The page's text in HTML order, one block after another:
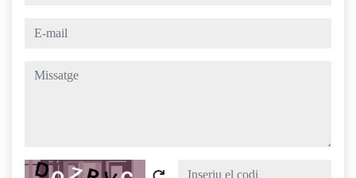
e-mail
missatge
Captcha